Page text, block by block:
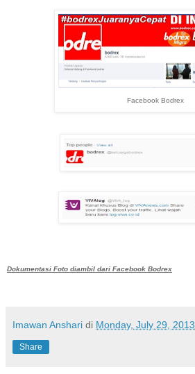
Facebook Bodrex
Dokumentasi Foto diambil dari Facebook Bodrex
Imawan Anshari di Monday, July 29, 2013
Share